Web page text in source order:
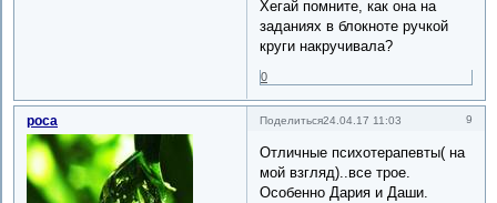
Хегай помните, как она на
заданиях в блокноте ручкой
круги накручивала?
0
Поделиться 9
24.04.17 11:03
роса
Отличные психотерапевты( на
мой взгляд)..все трое.
Особенно Дария и Даши.